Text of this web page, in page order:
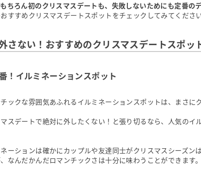
ちろん初のクリスマスデートも、失敗しないためにも定番の
すすめクリスマスデートスポットをチェックしてみてください
さない！おすすめのクリスマスデートスポッ
！イルミネーションスポット
ックな雰囲気あふれるイルミネーションスポットは、まさに
スデートで絶対に外したくない！と張り切るなら、人気のイ
ーションは確かにカップルや友達同士がクリスマスシーズン
なんだかんだロマンチックさは十分に味わうことができます。